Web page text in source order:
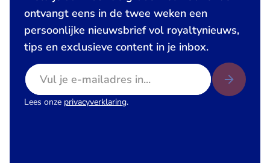
ontvangt eens in de twee weken een
persoonlijke nieuwsbrief vol royaltynieuws,
tips en exclusieve content in je inbox.
E-mailadres
Lees onze privacyverklaring.